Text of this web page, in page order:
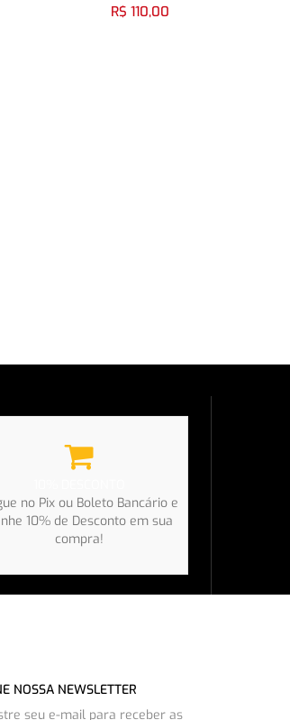
R$ 110,00
no Pix ou Boleto Bancário e
10% de Desconto em sua
compra!
NOSSA NEWSLETTER
seu e-mail para receber as